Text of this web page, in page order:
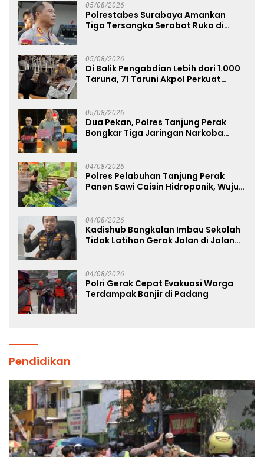
05/08/2026
Polrestabes Surabaya Amankan
Tiga Tersangka Serobot Ruko di
05/08/2026
Di Balik Pengabdian Lebih dari 1.000
Taruna, 71 Taruni Akpol Perkuat
05/08/2026
Dua Pekan, Polres Tanjung Perak
Bongkar Tiga Jaringan Narkoba
04/08/2026
Polres Pelabuhan Tanjung Perak
Panen Sawi Caisin Hidroponik, Wujud
04/08/2026
Kadishub Bangkalan Imbau Sekolah
Tidak Latihan Gerak Jalan di Jalan
04/08/2026
Polri Gerak Cepat Evakuasi Warga
Terdampak Banjir di Padang
Pendidikan